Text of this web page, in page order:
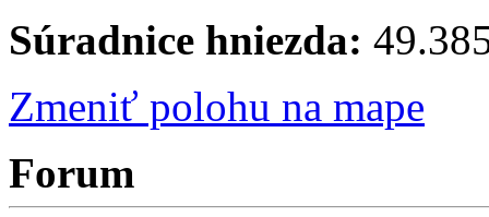
Súradnice hniezda:
Zmeniť polohu na mape
Forum